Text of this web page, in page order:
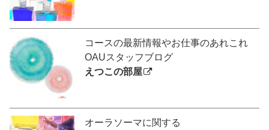
コースの最新情報やお仕事のあれこれ
OAUスタッフブログ
えつこの部屋
オーラソーマに関する